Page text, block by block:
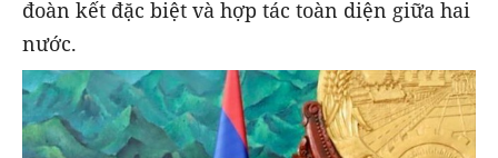
đoàn kết đặc biệt và hợp tác toàn diện giữa hai
nước.